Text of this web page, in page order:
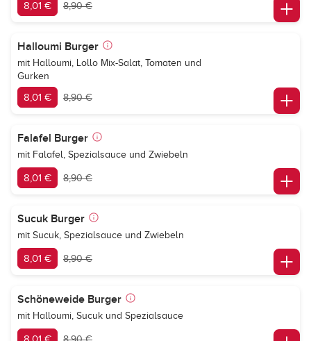
8,01 € 8,90 €
Halloumi Burger
mit Halloumi, Lollo Mix-Salat, Tomaten und
Gurken
8,01 € 8,90 €
Falafel Burger
mit Falafel, Spezialsauce und Zwiebeln
8,01 € 8,90 €
Sucuk Burger
mit Sucuk, Spezialsauce und Zwiebeln
8,01 € 8,90 €
Schöneweide Burger
mit Halloumi, Sucuk und Spezialsauce